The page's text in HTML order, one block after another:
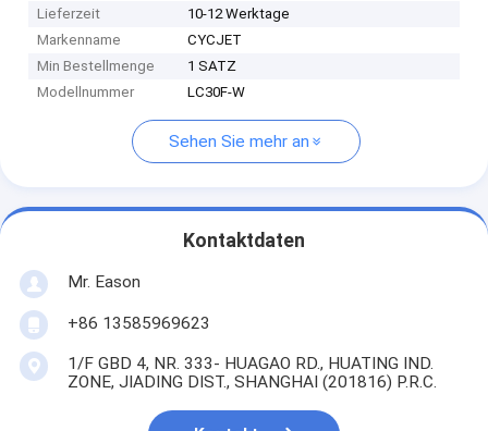
Lieferzeit
10-12 Werktage
Markenname
CYCJET
Min Bestellmenge
1 SATZ
Modellnummer
LC30F-W
Sehen Sie mehr an
Kontaktdaten
Mr. Eason
+86 13585969623
1/F GBD 4, NR. 333- HUAGAO RD., HUATING IND.
ZONE, JIADING DIST., SHANGHAI (201816) P.R.C.